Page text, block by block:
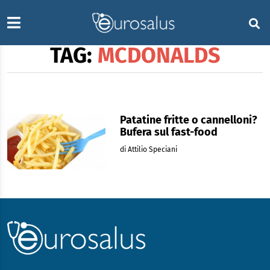
TAG: MCDONALDS
Patatine fritte o cannelloni?
Bufera sul fast-food
di Attilio Speciani